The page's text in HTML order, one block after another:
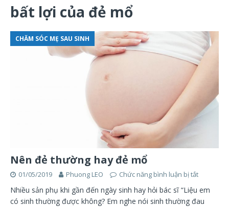
bất lợi của đẻ mổ
CHĂM SÓC MẸ SAU SINH
Nên đẻ thường hay đẻ mổ
01/05/2019 Phuong LEO Chức năng bình luận bị tắt
Nhiều sản phụ khi gần đến ngày sinh hay hỏi bác sĩ “Liệu em
có sinh thường được không? Em nghe nói sinh thường đau